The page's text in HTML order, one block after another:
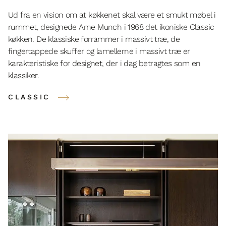
Ud fra en vision om at køkkenet skal være et smukt møbel i
rummet, designede Arne Munch i 1968 det ikoniske Classic
køkken. De klassiske forrammer i massivt træ, de
fingertappede skuffer og lamellerne i massivt træ er
karakteristiske for designet, der i dag betragtes som en
klassiker.
CLASSIC